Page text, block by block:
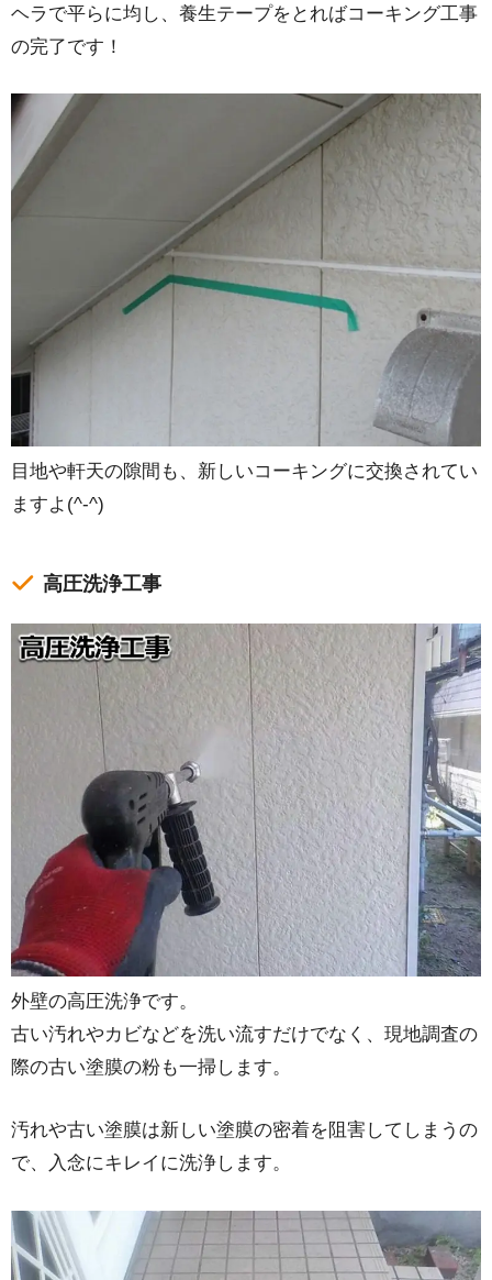
ヘラで平らに均し、養生テープをとればコーキング工事
の完了です！
目地や軒天の隙間も、新しいコーキングに交換されてい
ますよ(^-^)
高圧洗浄工事
外壁の高圧洗浄です。
古い汚れやカビなどを洗い流すだけでなく、現地調査の
際の古い塗膜の粉も一掃します。
汚れや古い塗膜は新しい塗膜の密着を阻害してしまうの
で、入念にキレイに洗浄します。